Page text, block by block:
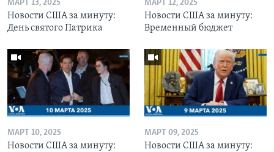
МАРТ 13, 2025
Новости США за минуту:
День святого Патрика
МАРТ 12, 2025
Новости США за минуту:
Временный бюджет
МАРТ 10, 2025
Новости США за минуту:
МАРТ 09, 2025
Новости США за минуту: